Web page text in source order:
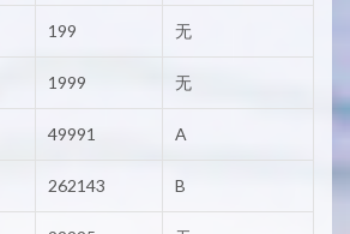
199 无
1999 无
49991 A
262143 B